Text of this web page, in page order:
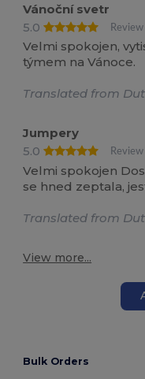
Vánoční svetr
5.0
Review
Velmi spokojen,
týmem na Vánoce.
Translated from
Jumpery
5.0
Review
Velmi spokojen
se hned zeptala,
Translated from
View more...
Bulk Orders